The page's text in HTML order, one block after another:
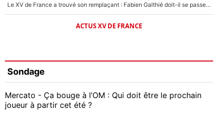
Le XV de France a trouvé son remplaçant : Fabien Galthié doit-il se passer d'Antoine Dupont ?
ACTUS XV DE FRANCE
Sondage
Mercato - Ça bouge à l’OM : Qui doit être le prochain
joueur à partir cet été ?